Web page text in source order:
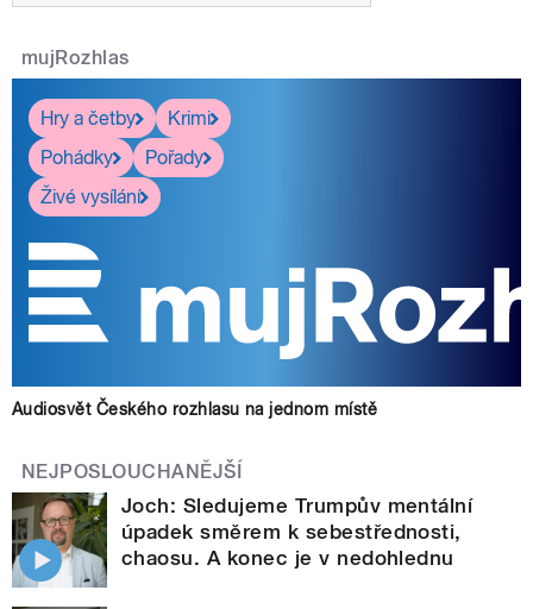
mujRozhlas
Hry a četby
Krimi
Pohádky
Pořady
Živé vysílání
Audiosvět Českého rozhlasu na jednom místě
NEJPOSLOUCHANĚJŠÍ
Joch: Sledujeme Trumpův mentální
úpadek směrem k sebestřednosti,
chaosu. A konec je v nedohlednu